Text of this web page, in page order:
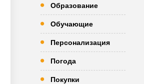
Образование
Обучающие
Персонализация
Погода
Покупки